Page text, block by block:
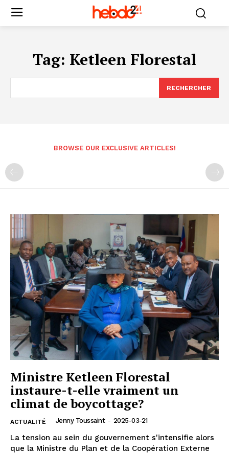
Tag: Ketleen Florestal
RECHERCHER
BROWSE OUR EXCLUSIVE ARTICLES!
Ministre Ketleen Florestal
instaure-t-elle vraiment un
climat de boycottage?
ACTUALITÉ Jenny Toussaint - 2025-03-21
La tension au sein du gouvernement s'intensifie alors
que la Ministre du Plan et de la Coopération Externe